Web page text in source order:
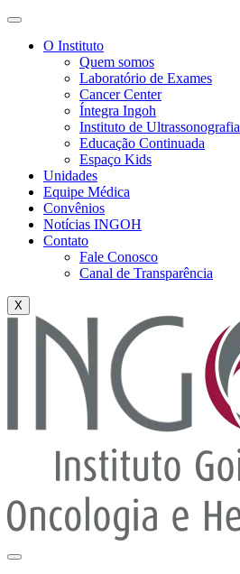
O Instituto
Quem somos
Laboratório de Exames
Cancer Center
Íntegra Ingoh
Instituto de Ultrassonografia
Educação Continuada
Espaço Kids
Unidades
Equipe Médica
Convênios
Notícias INGOH
Contato
Fale Conosco
Canal de Transparência
X